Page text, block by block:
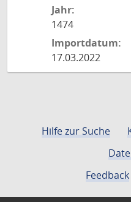
Jahr:
1474
Importdatum:
17.03.2022
Hilfe zur Suche
Feedback